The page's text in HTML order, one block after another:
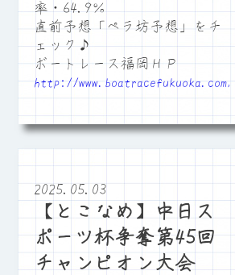
率・64.9％
直前予想「ペラ坊予想」をチ
ェック♪
ボートレース福岡ＨＰ
http://www.boatracefukuoka.com/
2025.05.03
【とこなめ】中日ス
ポーツ杯争奪第45回
チャンピオン大会